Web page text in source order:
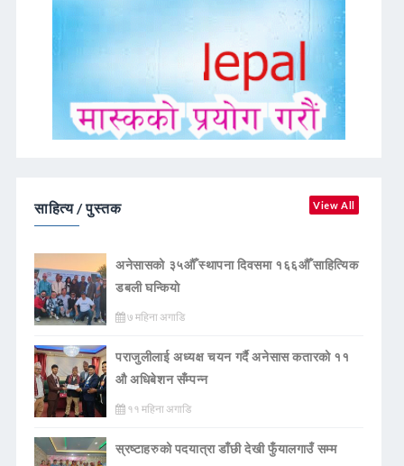
साहित्य / पुस्तक View All
अनेसासको ३५औँ स्थापना दिवसमा १६६औँ साहित्यिक
डबली घन्कियाे
७ महिना अगाडि
पराजुलीलाई अध्यक्ष चयन गर्दै अनेसास कतारको ११
औ अधिबेशन सँम्पन्न
११ महिना अगाडि
स्रष्टाहरुको पदयात्रा डाँछी देखी फुँयालगाउँ सम्म